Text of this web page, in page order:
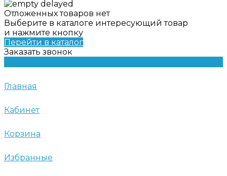
Отложенных товаров нет
Выберите в каталоге интересующий товар
и нажмите кнопку
Перейти в каталог
Заказать звонок
Главная
Кабинет
Корзина
Избранные